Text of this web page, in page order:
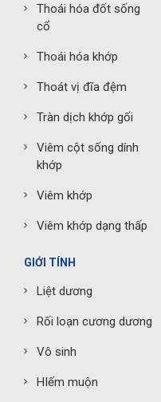
Thoái hóa đốt sống
cổ
Thoái hóa khớp
Thoát vị đĩa đệm
Tràn dịch khớp gối
Viêm cột sống dính
khớp
Viêm khớp
Viêm khớp dạng thấp
GIỚI TÍNH
Liệt dương
Rối loạn cương dương
Vô sinh
HIếm muộn